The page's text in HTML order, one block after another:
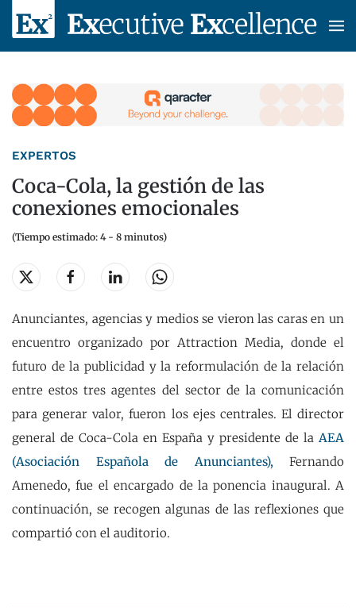
Skip to main content
EXPERTOS
Coca-Cola, la gestión de las
conexiones emocionales
(Tiempo estimado: 4 - 8 minutos)
Anunciantes, agencias y medios se vieron las caras en un
encuentro organizado por Attraction Media, donde el
futuro de la publicidad y la reformulación de la relación
entre estos tres agentes del sector de la comunicación
para generar valor, fueron los ejes centrales. El director
general de Coca-Cola en España y presidente de la AEA
(Asociación Española de Anunciantes),
Fernando
Amenedo, fue el encargado de la ponencia inaugural. A
continuación, se recogen algunas de las reflexiones que
compartió con el auditorio.